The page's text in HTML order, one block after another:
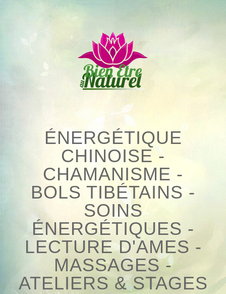
ÉNERGÉTIQUE
CHINOISE -
CHAMANISME -
BOLS TIBÉTAINS -
SOINS
ÉNERGÉTIQUES -
LECTURE D'AMES -
MASSAGES -
ATELIERS & STAGES